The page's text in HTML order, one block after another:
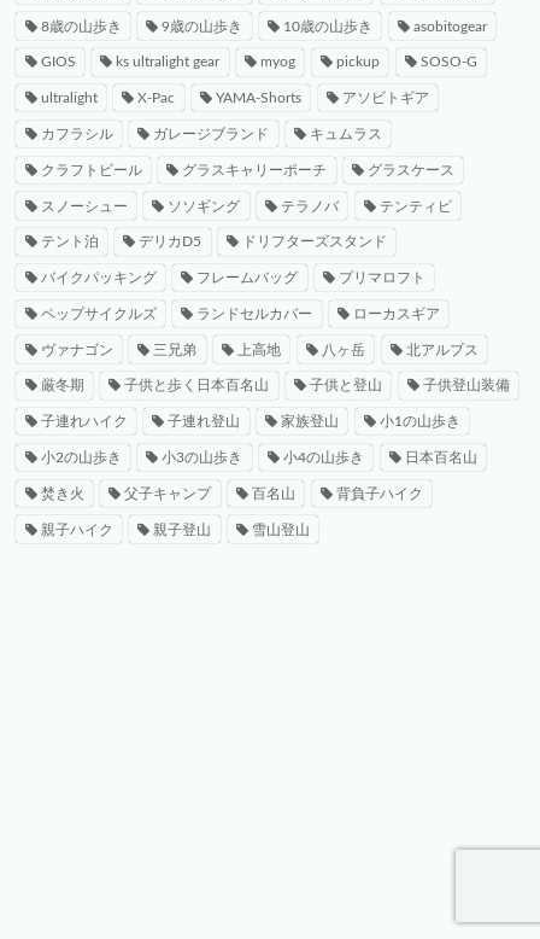
8歳の山歩き 9歳の山歩き 10歳の山歩き asobitogear
GIOS ks ultralight gear myog pickup SOSO-G
ultralight X-Pac YAMA-Shorts アソビトギア
カフラシル ガレージブランド キュムラス
クラフトビール グラスキャリーポーチ グラスケース
スノーシュー ソソギング テラノバ テンティピ
テント泊 デリカD5 ドリフターズスタンド
バイクパッキング フレームバッグ プリマロフト
ペップサイクルズ ランドセルカバー ローカスギア
ヴァナゴン 三兄弟 上高地 八ヶ岳 北アルプス
厳冬期 子供と歩く日本百名山 子供と登山 子供登山装備
子連れハイク 子連れ登山 家族登山 小1の山歩き
小2の山歩き 小3の山歩き 小4の山歩き 日本百名山
焚き火 父子キャンプ 百名山 背負子ハイク
親子ハイク 親子登山 雪山登山